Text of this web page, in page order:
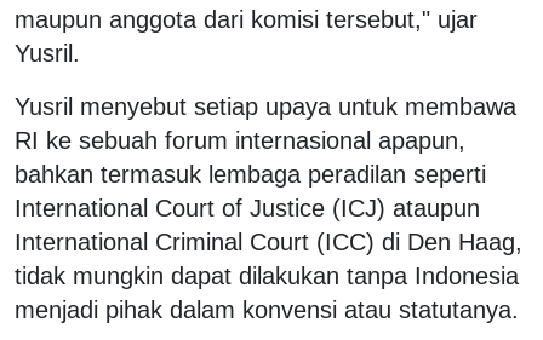
maupun anggota dari komisi tersebut," ujar
Yusril.
Yusril menyebut setiap upaya untuk membawa
RI ke sebuah forum internasional apapun,
bahkan termasuk lembaga peradilan seperti
International Court of Justice (ICJ) ataupun
International Criminal Court (ICC) di Den Haag,
tidak mungkin dapat dilakukan tanpa Indonesia
menjadi pihak dalam konvensi atau statutanya.